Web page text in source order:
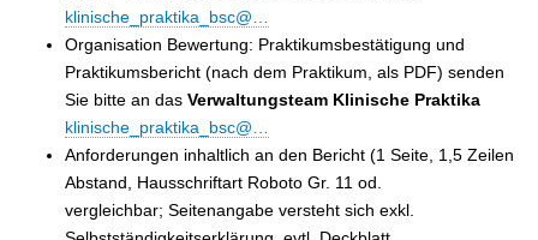
klinische_praktika_bsc@…
Organisation Bewertung: Praktikumsbestätigung und
Praktikumsbericht (nach dem Praktikum, als PDF) senden
Sie bitte an das Verwaltungsteam Klinische Praktika
klinische_praktika_bsc@…
Anforderungen inhaltlich an den Bericht (1 Seite, 1,5 Zeilen
Abstand, Hausschriftart Roboto Gr. 11 od.
vergleichbar; Seitenangabe versteht sich exkl.